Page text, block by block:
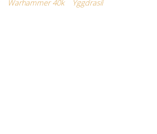
Warhammer 40k Yggdrasil